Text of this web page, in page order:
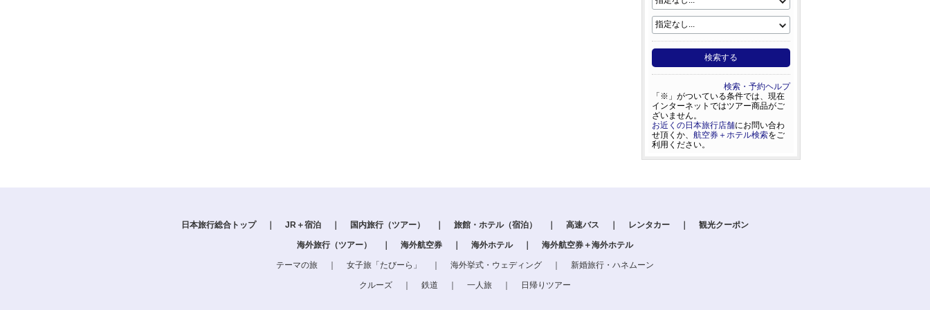
検索する
検索・予約ヘルプ
「※」がついている条件では、現在
インターネットではツアー商品がご
ざいません。
お近くの日本旅行店舗にお問い合わ
せ頂くか、 航空券＋ホテル検索をご
利用ください。
日本旅行総合トップ JR＋宿泊 国内旅行（ツアー） 旅館・ホテル（宿泊） 高速バス レンタカー 観光クーポン
海外旅行（ツアー） 海外航空券 海外ホテル 海外航空券＋海外ホテル
テーマの旅 女子旅「たびーら」 海外挙式・ウェディング 新婚旅行・ハネムーン
クルーズ 鉄道 一人旅 日帰りツアー